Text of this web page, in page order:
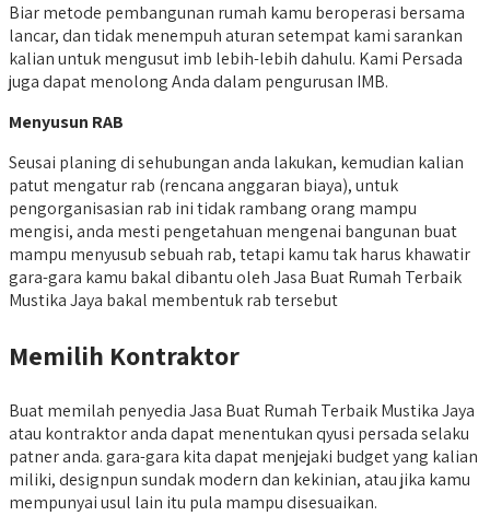
Biar metode pembangunan rumah kamu beroperasi bersama
lancar, dan tidak menempuh aturan setempat kami sarankan
kalian untuk mengusut imb lebih-lebih dahulu. Kami Persada
juga dapat menolong Anda dalam pengurusan IMB.
Menyusun RAB
Seusai planing di sehubungan anda lakukan, kemudian kalian
patut mengatur rab (rencana anggaran biaya), untuk
pengorganisasian rab ini tidak rambang orang mampu
mengisi, anda mesti pengetahuan mengenai bangunan buat
mampu menyusub sebuah rab, tetapi kamu tak harus khawatir
gara-gara kamu bakal dibantu oleh Jasa Buat Rumah Terbaik
Mustika Jaya bakal membentuk rab tersebut
Memilih Kontraktor
Buat memilah penyedia Jasa Buat Rumah Terbaik Mustika Jaya
atau kontraktor anda dapat menentukan qyusi persada selaku
patner anda. gara-gara kita dapat menjejaki budget yang kalian
miliki, designpun sundak modern dan kekinian, atau jika kamu
mempunyai usul lain itu pula mampu disesuaikan.